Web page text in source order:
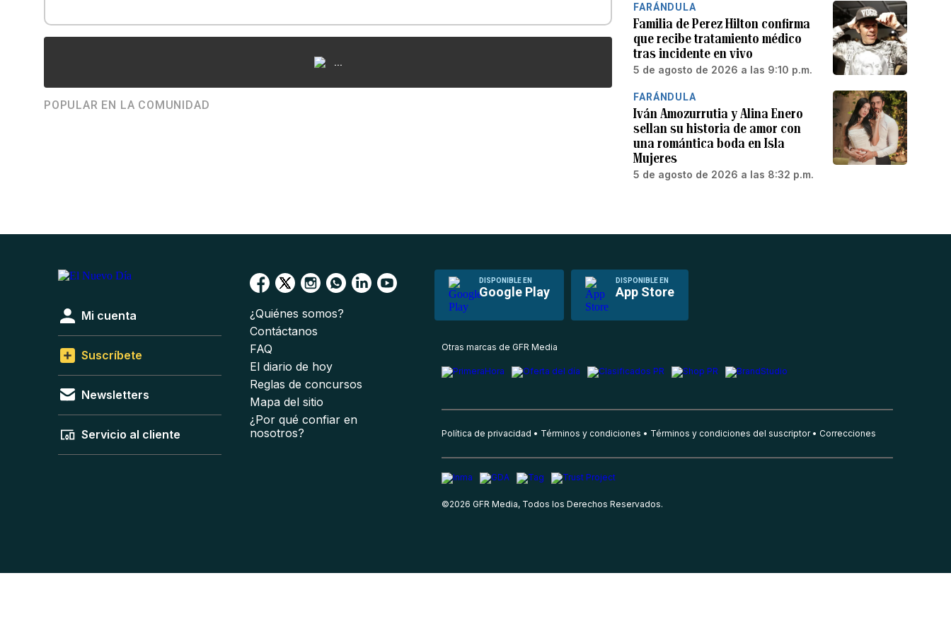
...
POPULAR EN LA COMUNIDAD
FARÁNDULA
Familia de Perez Hilton confirma
que recibe tratamiento médico
tras incidente en vivo
5 de agosto de 2026 a las 9:10 p.m.
FARÁNDULA
Iván Amozurrutia y Alina Enero
sellan su historia de amor con
una romántica boda en Isla
Mujeres
5 de agosto de 2026 a las 8:32 p.m.
DISPONIBLE EN
Google Play
DISPONIBLE EN
App Store
Mi cuenta
Suscríbete
Newsletters
Servicio al cliente
¿Quiénes somos?
Contáctanos
FAQ
El diario de hoy
Reglas de concursos
Mapa del sitio
¿Por qué confiar en
nosotros?
Otras marcas de GFR Media
Política de privacidad Términos y condiciones Términos y condiciones del suscriptor Correcciones
©2026 GFR Media, Todos los Derechos Reservados.